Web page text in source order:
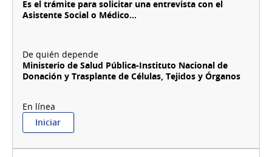
Es el trámite para solicitar una entrevista con el
Asistente Social o Médico...
Ministerio de Salud Pública-Instituto Nacional de
Donación y Trasplante de Células, Tejidos y Órganos
Iniciar:
Agendarse